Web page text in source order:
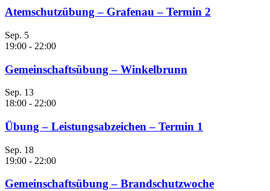
Atemschutzübung – Grafenau – Termin 2
Sep. 5
19:00 - 22:00
Gemeinschaftsübung – Winkelbrunn
Sep. 13
18:00 - 22:00
Übung – Leistungsabzeichen – Termin 1
Sep. 18
19:00 - 22:00
Gemeinschaftsübung – Brandschutzwoche